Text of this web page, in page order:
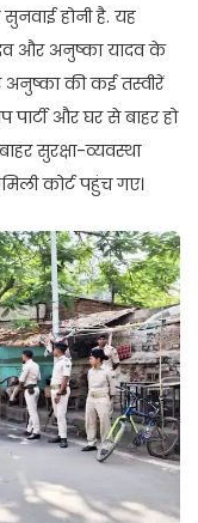
होनी है. यह
और अनुष्का यादव के
अनुष्का की कई तस्वीरें
और घर से बाहर हो
सुरक्षा-व्यवस्था
कोर्ट पहुंच गए।